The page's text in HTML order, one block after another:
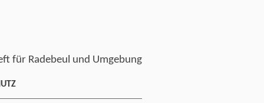
für Radebeul und Umgebung